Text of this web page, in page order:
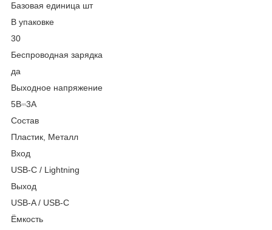
Базовая единица шт
В упаковке
30
Беспроводная зарядка
да
Выходное напряжение
5В⎓3A
Состав
Пластик, Металл
Вход
USB-C / Lightning
Выход
USB-A / USB-C
Ёмкость